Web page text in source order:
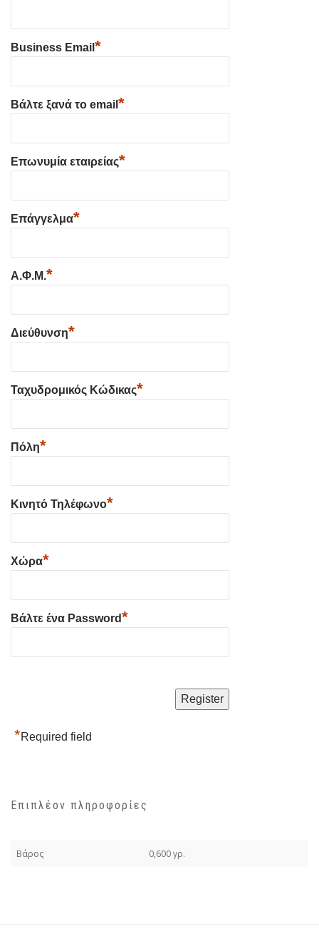
Business Email *
Βάλτε ξανά το email *
Επωνυμία εταιρείας*
Επάγγελμα*
Α.Φ.Μ.*
Διεύθυνση*
Ταχυδρομικός Κώδικας*
Πόλη*
Κινητό Τηλέφωνο*
Χώρα*
Βάλτε ένα Password*
*Required field
Επιπλέον πληροφορίες
Βάρος 0,600 γρ.